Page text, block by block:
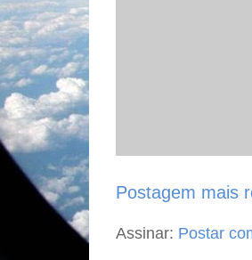
Postagem mais
Assinar: Postar